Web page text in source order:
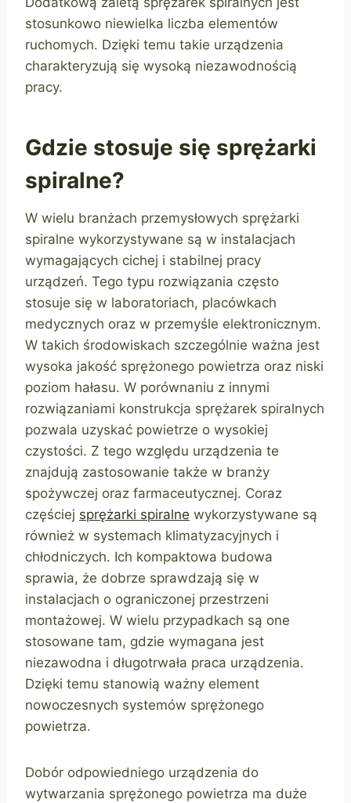
stosunkowo niewielka liczba elementów
ruchomych. Dzięki temu takie urządzenia
charakteryzują się wysoką niezawodnością
pracy.
Gdzie stosuje się sprężarki
spiralne?
W wielu branżach przemysłowych sprężarki
spiralne wykorzystywane są w instalacjach
wymagających cichej i stabilnej pracy
urządzeń. Tego typu rozwiązania często
stosuje się w laboratoriach, placówkach
medycznych oraz w przemyśle elektronicznym.
W takich środowiskach szczególnie ważna jest
wysoka jakość sprężonego powietrza oraz niski
poziom hałasu. W porównaniu z innymi
rozwiązaniami konstrukcja sprężarek spiralnych
pozwala uzyskać powietrze o wysokiej
czystości. Z tego względu urządzenia te
znajdują zastosowanie także w branży
spożywczej oraz farmaceutycznej. Coraz
częściej sprężarki spiralne wykorzystywane są
również w systemach klimatyzacyjnych i
chłodniczych. Ich kompaktowa budowa
sprawia, że dobrze sprawdzają się w
instalacjach o ograniczonej przestrzeni
montażowej. W wielu przypadkach są one
stosowane tam, gdzie wymagana jest
niezawodna i długotrwała praca urządzenia.
Dzięki temu stanowią ważny element
nowoczesnych systemów sprężonego
powietrza.
Dobór odpowiedniego urządzenia do
wytwarzania sprężonego powietrza ma duże